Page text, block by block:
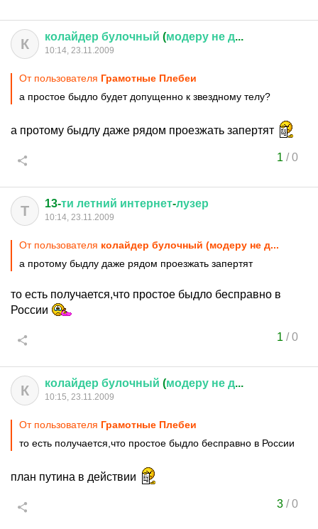
К колайдер булочный (модеру не д...
10:14, 23.11.2009
От пользователя Грамотные Плебеи
а простое быдло будет допущенно к звездному телу?
а протому быдлу даже рядом проезжать запертят
1 /0
Т 13-ти летний интернет-лузер
10:14, 23.11.2009
От пользователя колайдер булочный (модеру не д...
а протому быдлу даже рядом проезжать запертят
то есть получается,что простое быдло бесправно в
России
1 /0
К колайдер булочный (модеру не д...
10:15, 23.11.2009
От пользователя Грамотные Плебеи
то есть получается,что простое быдло бесправно в России
план путина в действии
3/0